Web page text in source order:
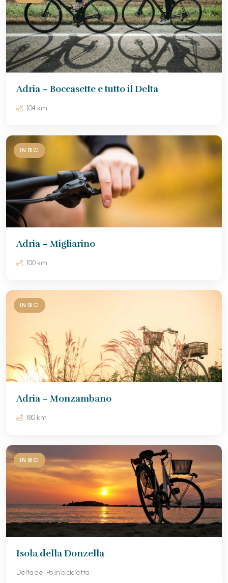
Adria – Boccasette e tutto il Delta
104 km
IN BICI
Adria – Migliarino
100 km
IN BICI
Adria – Monzambano
180 km
IN BICI
Isola della Donzella
Delta del Po in bicicletta